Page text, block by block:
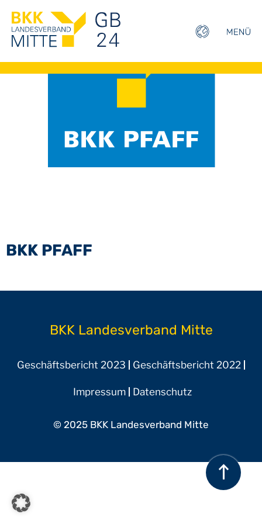
BKK PFAFF
BKK PFAFF
BKK Landesverband Mitte
Geschäftsbericht 2023 Geschäftsbericht 2022
Impressum Datenschutz
© 2025 BKK Landesverband Mitte